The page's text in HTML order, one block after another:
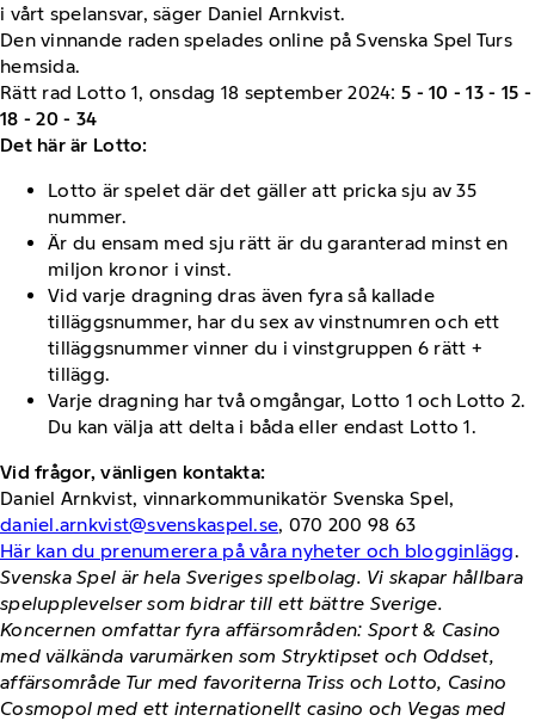
i vårt spelansvar, säger Daniel Arnkvist.
Den vinnande raden spelades online på Svenska Spel Turs
hemsida.
Rätt rad Lotto 1, onsdag 18 september 2024: 5 - 10 - 13 - 15 -
18 - 20 - 34
Det här är Lotto:
Lotto är spelet där det gäller att pricka sju av 35
nummer.
Är du ensam med sju rätt är du garanterad minst en
miljon kronor i vinst.
Vid varje dragning dras även fyra så kallade
tilläggsnummer, har du sex av vinstnumren och ett
tilläggsnummer vinner du i vinstgruppen 6 rätt +
tillägg.
Varje dragning har två omgångar, Lotto 1 och Lotto 2.
Du kan välja att delta i båda eller endast Lotto 1.
Vid frågor, vänligen kontakta:
Daniel Arnkvist, vinnarkommunikatör Svenska Spel,
daniel.arnkvist@svenskaspel.se, 070 200 98 63
Här kan du prenumerera på våra nyheter och blogginlägg.
Svenska Spel är hela Sveriges spelbolag. Vi skapar hållbara
spelupplevelser som bidrar till ett bättre Sverige.
Koncernen omfattar fyra affärsområden: Sport & Casino
med välkända varumärken som Stryktipset och Oddset,
affärsområde Tur med favoriterna Triss och Lotto, Casino
Cosmopol med ett internationellt casino och Vegas med